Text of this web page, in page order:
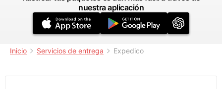
nuestra aplicación
Inicio Servicios de entrega Expedico